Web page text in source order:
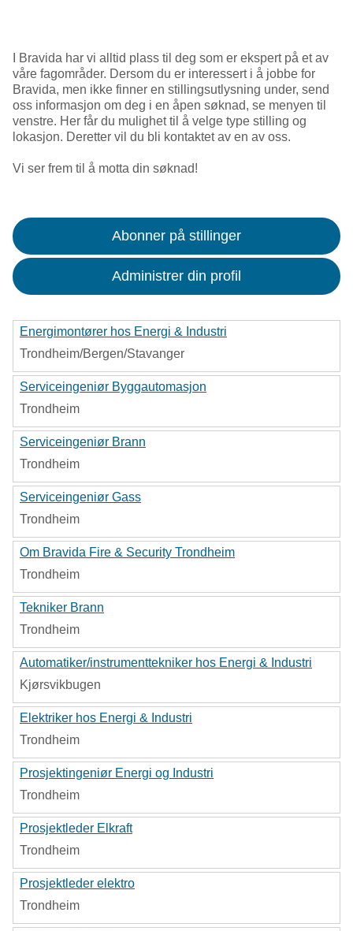
I Bravida har vi alltid plass til deg som er ekspert på et av
våre fagområder. Dersom du er interessert i å jobbe for
Bravida, men ikke finner en stillingsutlysning under, send
oss informasjon om deg i en åpen søknad, se menyen til
venstre. Her får du mulighet til å velge type stilling og
lokasjon. Deretter vil du bli kontaktet av en av oss.
Vi ser frem til å motta din søknad!
Abonner på stillinger
Administrer din profil
Energimontører hos Energi & Industri
Trondheim/Bergen/Stavanger
Serviceingeniør Byggautomasjon
Trondheim
Serviceingeniør Brann
Trondheim
Serviceingeniør Gass
Trondheim
Om Bravida Fire & Security Trondheim
Trondheim
Tekniker Brann
Trondheim
Automatiker/instrumenttekniker hos Energi & Industri
Kjørsvikbugen
Elektriker hos Energi & Industri
Trondheim
Prosjektingeniør Energi og Industri
Trondheim
Prosjektleder Elkraft
Trondheim
Prosjektleder elektro
Trondheim